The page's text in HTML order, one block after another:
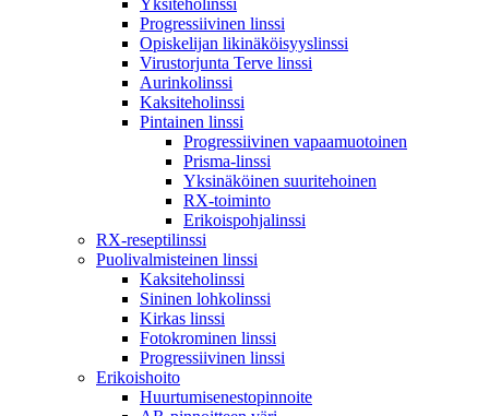
Yksiteholinssi
Progressiivinen linssi
Opiskelijan likinäköisyyslinssi
Virustorjunta Terve linssi
Aurinkolinssi
Kaksiteholinssi
Pintainen linssi
Progressiivinen vapaamuotoinen
Prisma-linssi
Yksinäköinen suuritehoinen
RX-toiminto
Erikoispohjalinssi
RX-reseptilinssi
Puolivalmisteinen linssi
Kaksiteholinssi
Sininen lohkolinssi
Kirkas linssi
Fotokrominen linssi
Progressiivinen linssi
Erikoishoito
Huurtumisenestopinnoite